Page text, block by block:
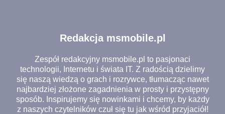
Redakcja msmobile.pl
Zespół redakcyjny msmobile.pl to pasjonaci
technologii, Internetu i świata IT. Z radością dzielimy
się naszą wiedzą o grach i rozrywce, tłumacząc nawet
najbardziej złożone zagadnienia w prosty i przystępny
sposób. Inspirujemy się nowinkami i chcemy, by każdy
z naszych czytelników czuł się tu jak wśród przyjaciół!